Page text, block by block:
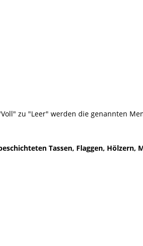
zu "Leer" werden die genannten
Tassen, Flaggen, Hölzern,